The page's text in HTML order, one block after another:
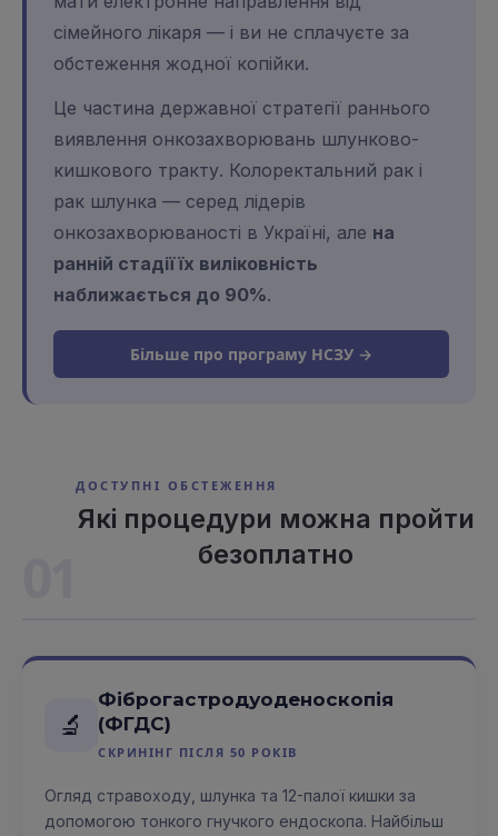
сімейного лікаря — і ви не сплачуєте за
обстеження жодної копійки.
Це частина державної стратегії раннього
виявлення онкозахворювань шлунково-
кишкового тракту. Колоректальний рак і
рак шлунка — серед лідерів
онкозахворюваності в Україні, але на
ранній стадії їх виліковність
наближається до 90%.
Більше про програму НСЗУ →
ДОСТУПНІ ОБСТЕЖЕННЯ
Які процедури можна пройти
безоплатно
🔬
Фіброгастродуоденоскопія
(ФГДС)
СКРИНІНГ ПІСЛЯ 50 РОКІВ
Огляд стравоходу, шлунка та 12-палої кишки за
допомогою тонкого гнучкого ендоскопа. Найбільш